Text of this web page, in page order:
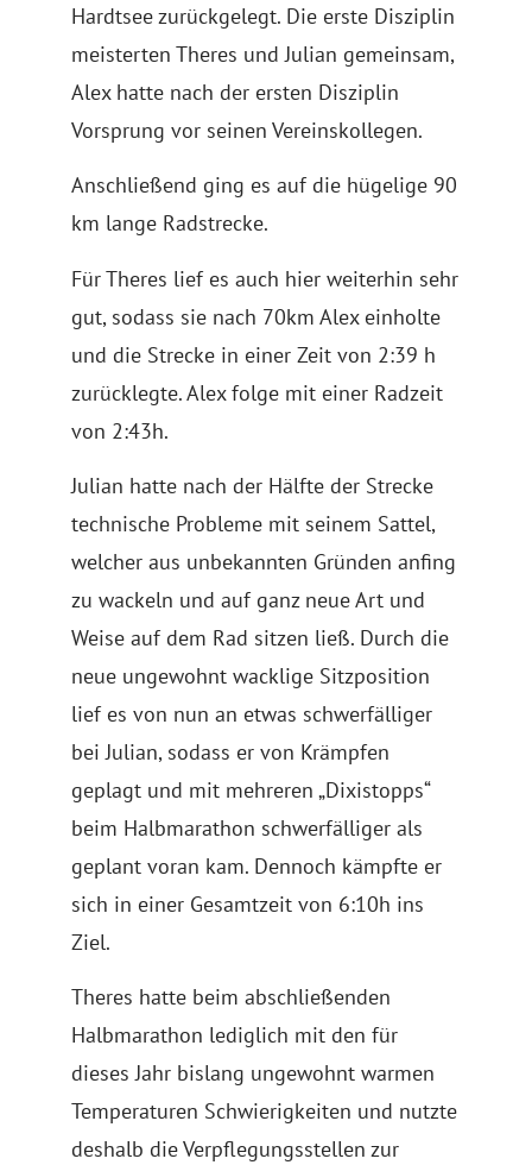
Hardtsee zurückgelegt. Die erste Disziplin
meisterten Theres und Julian gemeinsam,
Alex hatte nach der ersten Disziplin
Vorsprung vor seinen Vereinskollegen.
Anschließend ging es auf die hügelige 90
km lange Radstrecke.
Für Theres lief es auch hier weiterhin sehr
gut, sodass sie nach 70km Alex einholte
und die Strecke in einer Zeit von 2:39 h
zurücklegte. Alex folge mit einer Radzeit
von 2:43h.
Julian hatte nach der Hälfte der Strecke
technische Probleme mit seinem Sattel,
welcher aus unbekannten Gründen anfing
zu wackeln und auf ganz neue Art und
Weise auf dem Rad sitzen ließ. Durch die
neue ungewohnt wacklige Sitzposition
lief es von nun an etwas schwerfälliger
bei Julian, sodass er von Krämpfen
geplagt und mit mehreren „Dixistopps“
beim Halbmarathon schwerfälliger als
geplant voran kam. Dennoch kämpfte er
sich in einer Gesamtzeit von 6:10h ins
Ziel.
Theres hatte beim abschließenden
Halbmarathon lediglich mit den für
dieses Jahr bislang ungewohnt warmen
Temperaturen Schwierigkeiten und nutzte
deshalb die Verpflegungsstellen zur